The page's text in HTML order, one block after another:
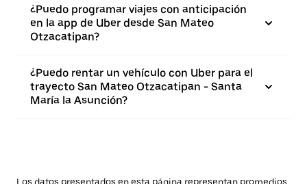
¿Puedo programar viajes con anticipación
en la app de Uber desde San Mateo
Otzacatipan?
¿Puedo rentar un vehículo con Uber para el
trayecto San Mateo Otzacatipan - Santa
María la Asunción?